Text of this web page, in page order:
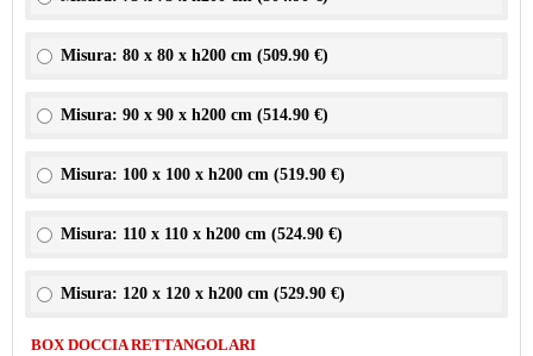
Misura: 80 x 80 x h200 cm (509.90 €)
Misura: 90 x 90 x h200 cm (514.90 €)
Misura: 100 x 100 x h200 cm (519.90 €)
Misura: 110 x 110 x h200 cm (524.90 €)
Misura: 120 x 120 x h200 cm (529.90 €)
BOX DOCCIA RETTANGOLARI